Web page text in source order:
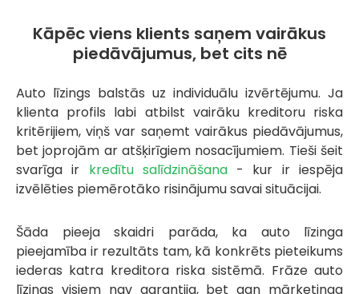
Kāpēc viens klients saņem vairākus
piedāvājumus, bet cits nē
Auto līzings balstās uz individuālu izvērtējumu. Ja
klienta profils labi atbilst vairāku kreditoru riska
kritērijiem, viņš var saņemt vairākus piedāvājumus,
bet joprojām ar atšķirīgiem nosacījumiem. Tieši šeit
svarīga ir kredītu salīdzināšana- kur ir iespēja
izvēlēties piemērotāko risinājumu savai situācijai.
Šāda pieeja skaidri parāda, ka auto līzinga
pieejamība ir rezultāts tam, kā konkrēts pieteikums
iederas katra kreditora riska sistēmā. Frāze auto
līzings visiem nav garantija, bet gan mārketinga